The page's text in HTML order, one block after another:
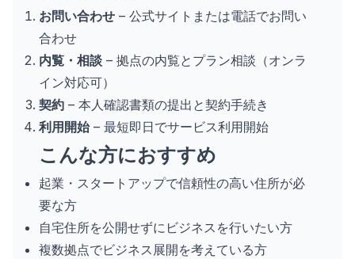
お問い合わせ – 公式サイトまたは電話でお問い
合わせ
内覧・相談 – 拠点の内覧とプラン相談（オンラ
イン対応可）
契約 – 本人確認書類の提出と契約手続き
利用開始– 最短即日でサービス利用開始
こんな方におすすめ
起業・スタートアップで信頼性の高い住所が必
要な方
自宅住所を公開せずにビジネスを行いたい方
複数拠点でビジネス展開を考えている方